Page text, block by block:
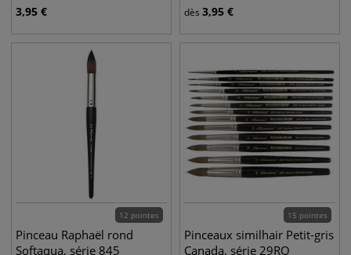
3,95 € dès 3,95 €
12 pointes
Pinceau Raphaël rond
Softaqua, série 845
15 pointes
Pinceaux similhair Petit-gris
Canada, série 29RO